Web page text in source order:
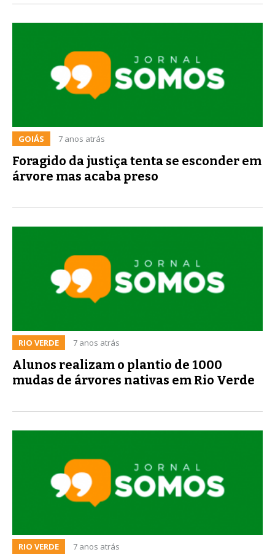
GOIÁS 7 anos atrás
Foragido da justiça tenta se esconder em
árvore mas acaba preso
RIO VERDE 7 anos atrás
Alunos realizam o plantio de 1000
mudas de árvores nativas em Rio Verde
RIO VERDE 7 anos atrás